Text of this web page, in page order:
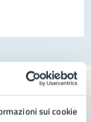
sui cookie